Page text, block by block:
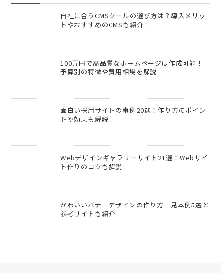
自社に合うCMSツールの選び方は？導入メリッ
トやおすすめのCMSも紹介！
100万円で高品質なホームページは作成可能！
予算別の特徴や費用相場を解説
面白い採用サイトの事例20選！作り方のポイン
トや効果も解説
Webデザインギャラリーサイト21選！Webサイ
ト作りのコツも解説
かわいいバナーデザインの作り方｜見本例5選と
参考サイトも紹介